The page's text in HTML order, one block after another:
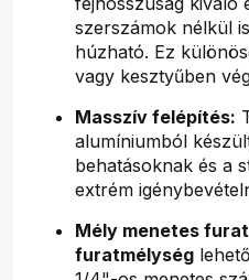
szerszámok nélkül
húzható. Ez
vagy kesztyűben
Masszív felépítés:
alumíniumból
behatásoknak és a
extrém
Mély menetes
furatmélység